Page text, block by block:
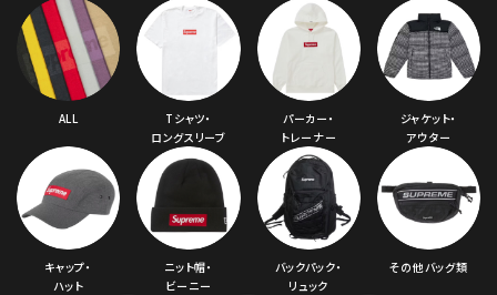
ALL
Tシャツ・
ロングスリーブ
パーカー・
トレーナー
ジャケット・
アウター
キャップ・
ハット
ニット帽・
ビーニー
バックパック・
リュック
その他バッグ類